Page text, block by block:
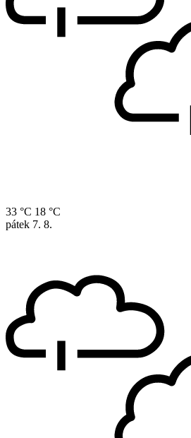
33 °C 18 °C
pátek 7. 8.